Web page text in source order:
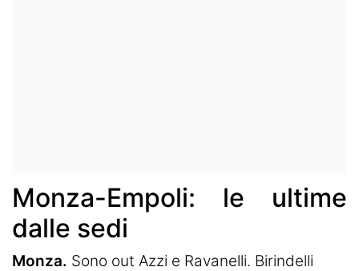
Monza-Empoli: le ultime
dalle sedi
Monza. Sono out Azzi e Ravanelli. Birindelli